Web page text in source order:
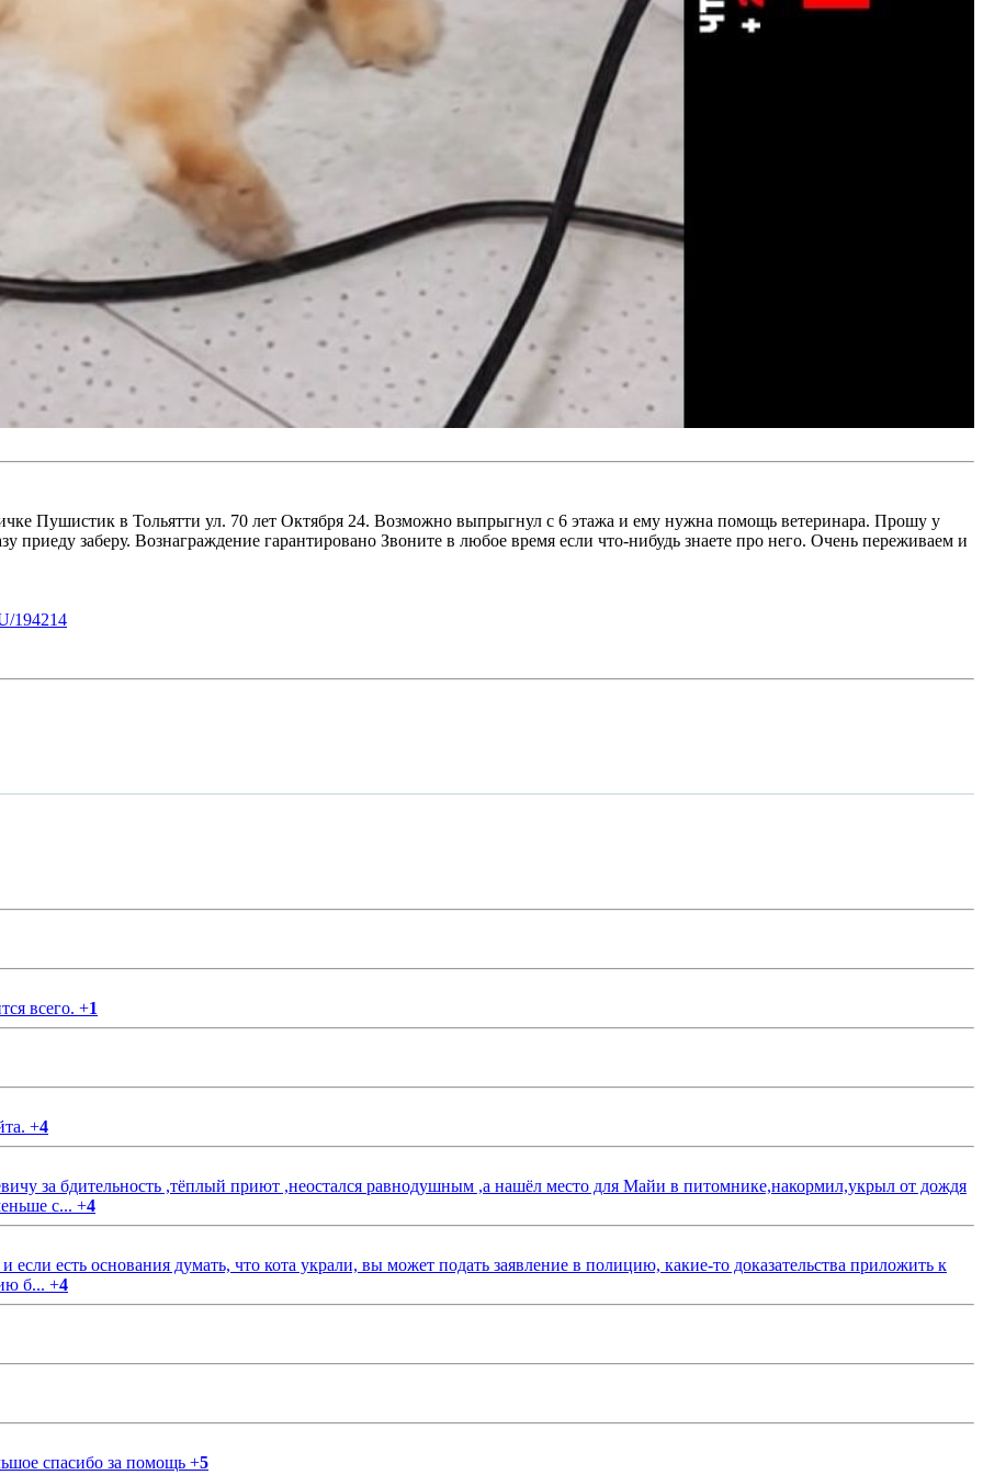
Пушистик в Тольятти ул. 70 лет Октября 24. Возможно выпрыгнул с 6 этажа и ему нужна помощь ветеринара. Прошу у
заберу. Вознаграждение гарантировано Звоните в любое время если что-нибудь знаете про него. Очень переживаем и
194214
всего. +1
+4
за бдительность ,тёплый приют ,неостался равнодушным ,а нашёл место для Майи в питомнике,накормил,укрыл от дождя
с... +4
есть основания думать, что кота украли, вы может подать заявление в полицию, какие-то доказательства приложить к
б... +4
спасибо за помощь +5